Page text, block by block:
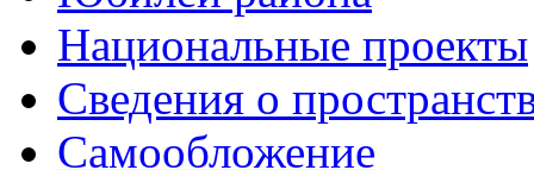
Национальные проекты
Сведения о
Самообложение